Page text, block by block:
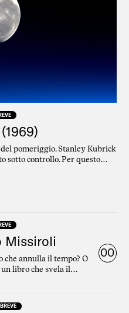
pomeriggio. Stanley Kubrick
sotto controllo. Per questo
monta e si preoccupa
Missiroli
che annulla il tempo? O
libro che svela il
con un’idea
lì.
00